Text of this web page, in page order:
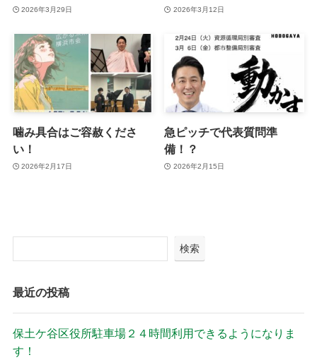
2026年3月29日 2026年3月12日
噛み具合はご容赦くださ
い！
2026年2月17日
急ピッチで代表質問準
備！？
2026年2月15日
検索
最近の投稿
保土ケ谷区役所駐車場２４時間利用できるようになりま
す！